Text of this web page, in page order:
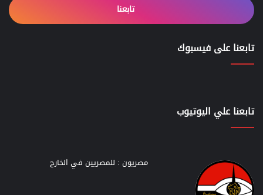
تابعنا
تابعنا على فيسبوك
تابعنا علي اليوتيوب
مصريون : للمصريين في الخارج